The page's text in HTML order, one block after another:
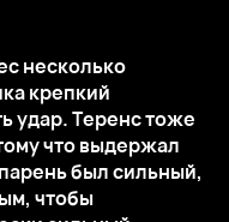
несколько
крепкий
удар. Теренс тоже
что выдержал
был сильный,
чтобы